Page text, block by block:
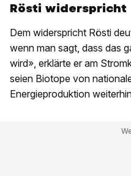
Rösti widerspricht
Dem widerspricht Rösti
wenn man sagt, dass das
wird», erklärte er am
seien Biotope von
Energieproduktion